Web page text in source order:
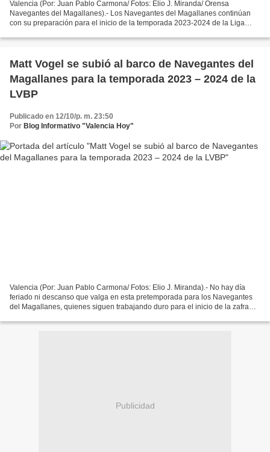
Valencia (Por: Juan Pablo Carmona/ Fotos: Elio J. Miranda/ Orensa
Navegantes del Magallanes).- Los Navegantes del Magallanes continúan
con su preparación para el inicio de la temporada 2023-2024 de la Liga
Matt Vogel se subió al barco de Navegantes del
Magallanes para la temporada 2023 – 2024 de la
LVBP
Publicado en 12/10/p. m. 23:50
Por Blog Informativo "Valencia Hoy"
Valencia (Por: Juan Pablo Carmona/ Fotos: Elio J. Miranda).- No hay día
feriado ni descanso que valga en esta pretemporada para los Navegantes
del Magallanes, quienes siguen trabajando duro para el inicio de la zafra
Publicidad